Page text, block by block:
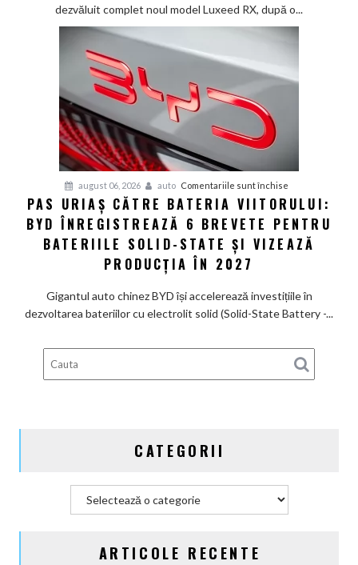
un
585
și
poartă
nume
dezvăluit complet noul model Luxeed RX, după o...
august 06, 2026 auto Comentariile sunt închise
uriaș
către
BYD
pentru
bateriile
în
PAS URIAȘ CĂTRE BATERIA VIITORULUI:
BYD ÎNREGISTREAZĂ 6 BREVETE PENTRU
BATERIILE SOLID-STATE ȘI VIZEAZĂ
PRODUCȚIA ÎN 2027
Gigantul auto chinez BYD își accelerează investițiile în
dezvoltarea bateriilor cu electrolit solid (Solid-State Battery -...
CATEGORII
ARTICOLE RECENTE